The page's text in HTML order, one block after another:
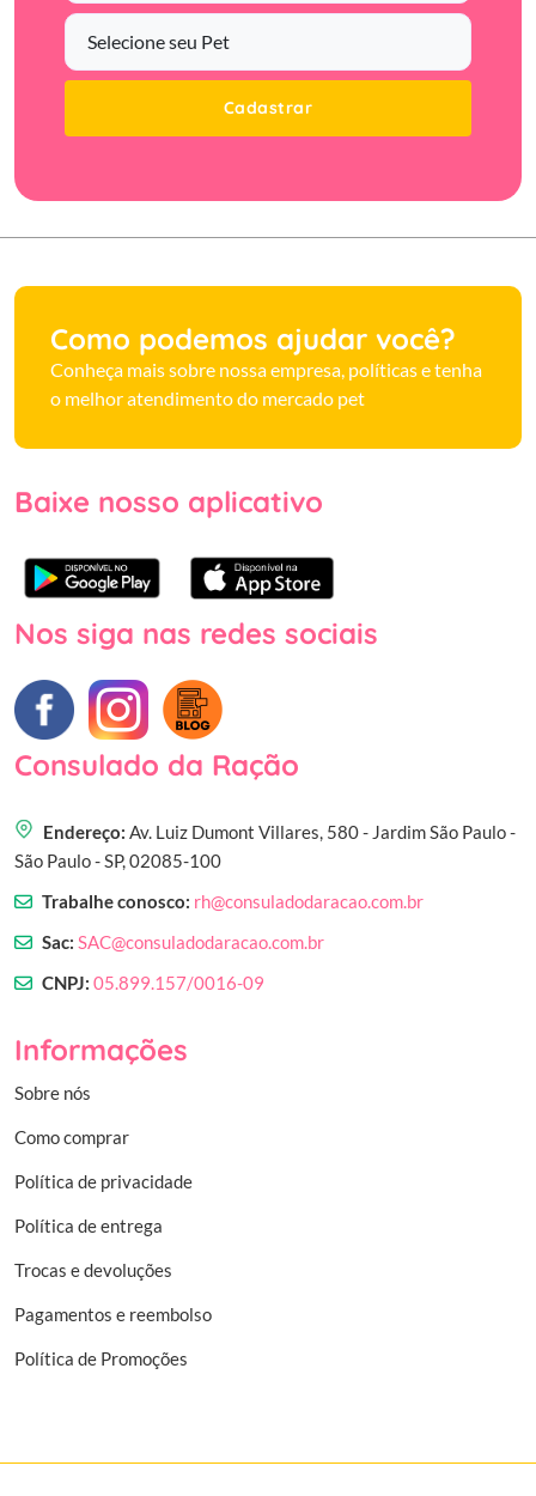
Cadastrar
Como podemos ajudar você?
Conheça mais sobre nossa empresa, políticas e tenha
o melhor atendimento do mercado pet
Baixe nosso aplicativo
Nos siga nas redes sociais
Consulado da Ração
Endereço: Av. Luiz Dumont Villares, 580 - Jardim São Paulo -
São Paulo - SP, 02085-100
Trabalhe conosco: rh@consuladodaracao.com.br
Sac: SAC@consuladodaracao.com.br
CNPJ: 05.899.157/0016-09
Informações
Sobre nós
Como comprar
Política de privacidade
Política de entrega
Trocas e devoluções
Pagamentos e reembolso
Política de Promoções